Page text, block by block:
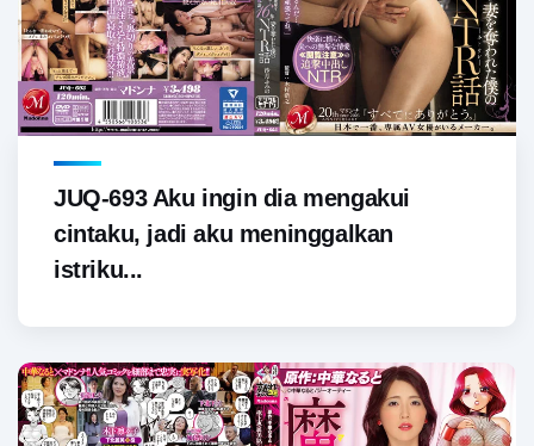
JUQ-693 Aku ingin dia mengakui
cintaku, jadi aku meninggalkan
istriku...